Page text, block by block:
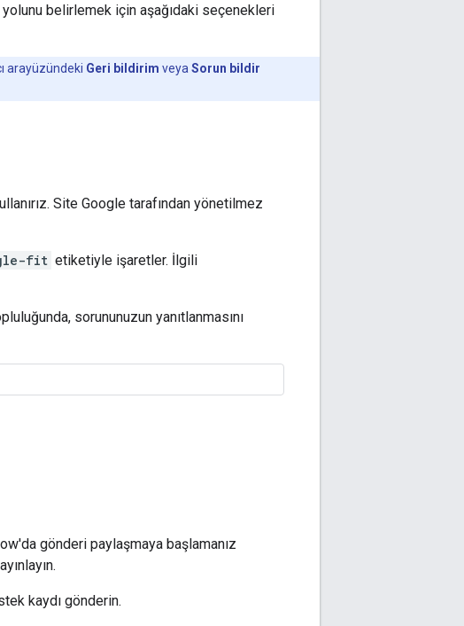
yolunu belirlemek için aşağıdaki seçenekleri
arayüzündeki Geri bildirim veya Sorun bildir
Site Google tarafından yönetilmez
fit etiketiyle işaretler. İlgili
sorununuzun yanıtlanmasını
gönderi paylaşmaya başlamanız
kaydı gönderin.